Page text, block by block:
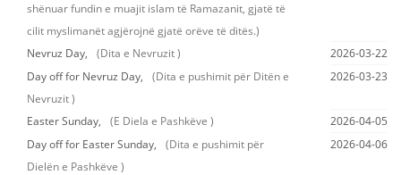
shënuar fundin e muajit islam të Ramazanit, gjatë të
cilit myslimanët agjërojnë gjatë orëve të ditës.)
Nevruz Day, (Dita e Nevruzit )
2026-03-22
Day off for Nevruz Day,
(Dita e pushimit për Ditën e
Nevruzit )
2026-03-23
Easter Sunday, (E Diela e Pashkëve )
2026-04-05
Day off for Easter Sunday,
(Dita e pushimit për
Dielën e Pashkëve )
2026-04-06